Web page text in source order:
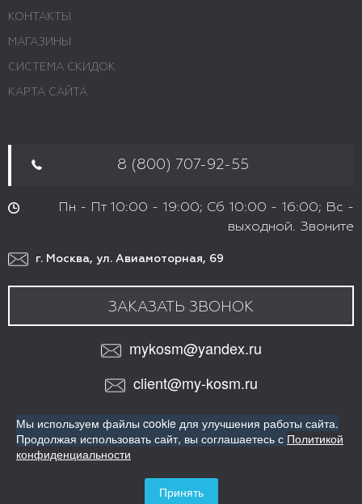
КОНТАКТЫ
МАГАЗИНЫ
СИСТЕМА СКИДОК
КАРТА САЙТА
8 (800) 707-92-55
Пн - Пт 10:00 - 19:00; Сб 10:00 - 16:00; Вс -
выходной. Звоните
г. Москва, ул. Авиамоторная, 69
ЗАКАЗАТЬ ЗВОНОК
mykosm@yandex.ru
client@my-kosm.ru
МЫ В СОЦИАЛЬНЫХ СЕТЯХ:
VK
ИНТЕРНЕТ-МАГАЗИН ПРОФЕССИОНАЛЬНОЙ КОСМЕТИКИ
Copyright© Все права защищены
Мы используем файлы cookie для улучшения работы сайта.
Продолжая использовать сайт, вы соглашаетесь с Политикой
конфиденциальности
Принять